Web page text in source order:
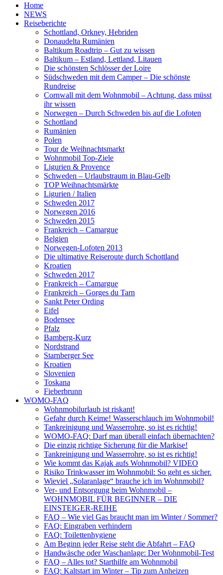
Home
NEWS
Reiseberichte
Schottland, Orkney, Hebriden
Donaudelta Rumänien
Baltikum Roadtrip – Gut zu wissen
Baltikum – Estland, Lettland, Litauen
Die schönsten Schlösser der Loire
Südschweden mit dem Camper – Die schönste
Rundreise
Cornwall mit dem Wohnmobil – Achtung, dass müsst
ihr wissen
Norwegen – Durch Schweden bis auf die Lofoten
Schottland
Rumänien
Polen
Tour de Weihnachtsmarkt
Wohnmobil Top-Ziele
Ligurien & Provence
Schweden – Urlaubstraum in Blau-Gelb
TOP Weihnachtsmärkte
Ligurien / Italien
Schweden 2017
Norwegen 2016
Schweden 2015
Frankreich – Camargue
Belgien
Norwegen-Lofoten 2013
Die ultimative Reiseroute durch Schottland
Kroatien
Schweden 2017
Frankreich – Camargue
Frankreich – Gorges du Tarn
Sankt Peter Ording
Eifel
Bodensee
Pfalz
Bamberg-Kurz
Nordstrand
Starnberger See
Kroatien
Slovenien
Toskana
Fieberbrunn
WOMO-FAQ
Wohnmobilurlaub ist riskant!
Gefahr durch Keime! Wasserschlauch im Wohnmobil!
Tankreinigung und Wasserrohre, so ist es richtig!
WOMO-FAQ: Darf man überall einfach übernachten?
Die einzig richtige Sicherung für die Markise!
Tankreinigung und Wasserrohre, so ist es richtig!
Wie kommt das Kajak aufs Wohnmobil? VIDEO
Risiko Trinkwasser im Wohnmobil: So geht es sicher.
Wieviel „Solaranlage“ brauche ich im Wohnmobil?
Ver- und Entsorgung beim Wohnmobil –
WOHNMOBIL FÜR BEGINNER – DIE
EINSTEIGER-REIHE
FAQ – Wie viel Gas braucht man im Winter / Sommer?
FAQ: Eingraben verhindern
FAQ: Toilettenhygiene
Am Beginn jeder Reise steht die Abfahrt – FAQ
Handwäsche oder Waschanlage: Der Wohnmobil-Test
FAQ – Alles tot? Starthilfe am Wohnmobil
FAQ: Kaltstart im Winter – Tip zum Anheizen